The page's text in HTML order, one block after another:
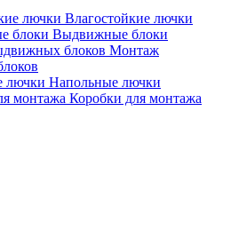
Влагостойкие лючки
Выдвижные блоки
Монтаж
Напольные лючки
Коробки для монтажа